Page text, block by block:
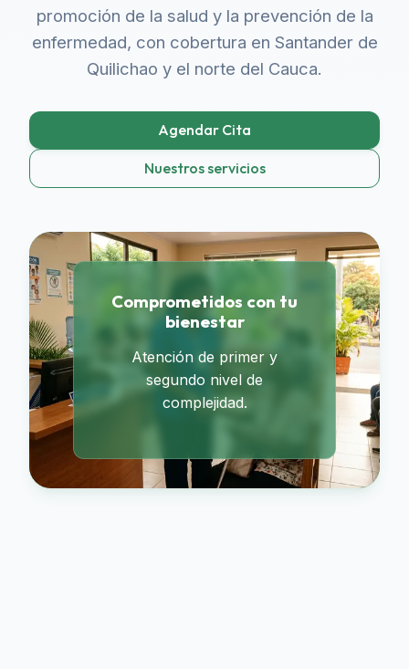
promoción de la salud y la prevención de la
enfermedad, con cobertura en Santander de
Quilichao y el norte del Cauca.
Agendar Cita
Nuestros servicios
Comprometidos con tu
bienestar
Atención de primer y
segundo nivel de
complejidad.